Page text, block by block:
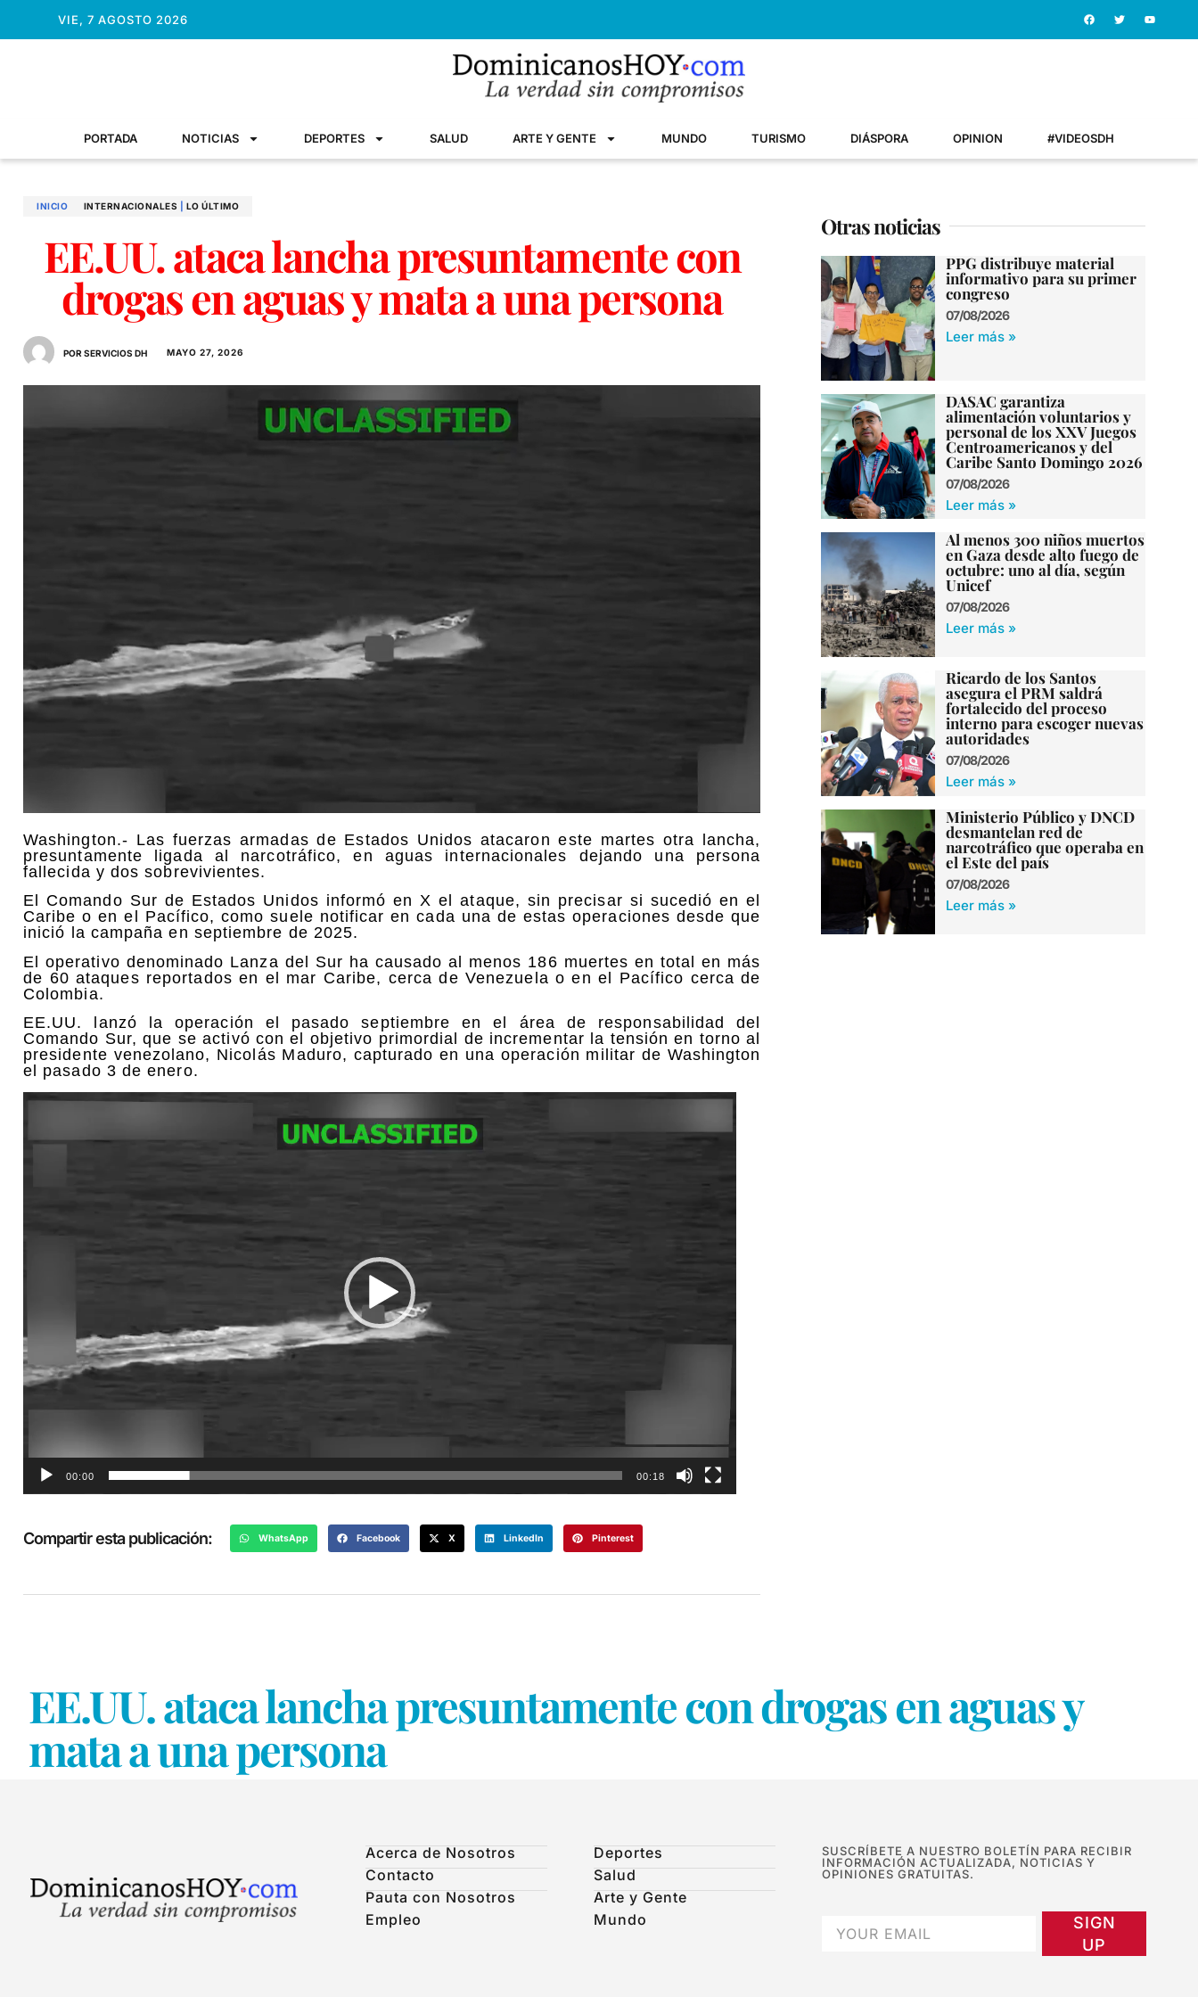
VIE, 7 AGOSTO 2026
PORTADA NOTICIAS DEPORTES SALUD ARTE Y GENTE MUNDO TURISMO DIÁSPORA OPINION #VIDEOSDH
INICIO INTERNACIONALES LO ÚLTIMO
EE.UU. ataca lancha presuntamente con
drogas en aguas y mata a una persona
POR SERVICIOS DH MAYO 27, 2026
Washington.- Las fuerzas armadas de Estados Unidos atacaron este martes otra lancha,
presuntamente ligada al narcotráfico, en aguas internacionales dejando una persona
fallecida y dos sobrevivientes.
El Comando Sur de Estados Unidos informó en X el ataque, sin precisar si sucedió en el
Caribe o en el Pacífico, como suele notificar en cada una de estas operaciones desde que
inició la campaña en septiembre de 2025.
El operativo denominado Lanza del Sur ha causado al menos 186 muertes en total en más
de 60 ataques reportados en el mar Caribe, cerca de Venezuela o en el Pacífico cerca de
Colombia.
EE.UU. lanzó la operación el pasado septiembre en el área de responsabilidad del
Comando Sur, que se activó con el objetivo primordial de incrementar la tensión en torno al
presidente venezolano, Nicolás Maduro, capturado en una operación militar de Washington
el pasado 3 de enero.
Reproductor
00:00 00:18
Compartir esta publicación: WhatsApp Facebook X LinkedIn Pinterest
Otras noticias
PPG distribuye material
informativo para su primer
congreso
07/08/2026
Leer más »
DASAC garantiza
alimentación voluntarios y
personal de los XXV Juegos
Centroamericanos y del
Caribe Santo Domingo 2026
07/08/2026
Leer más »
Al menos 300 niños muertos
en Gaza desde alto fuego de
octubre: uno al día, según
Unicef
07/08/2026
Leer más »
Ricardo de los Santos
asegura el PRM saldrá
fortalecido del proceso
interno para escoger nuevas
autoridades
07/08/2026
Leer más »
Ministerio Público y DNCD
desmantelan red de
narcotráfico que operaba en
el Este del país
07/08/2026
Leer más »
EE.UU. ataca lancha presuntamente con drogas en aguas y
mata a una persona
Acerca de Nosotros
Contacto
Pauta con Nosotros
Empleo
Deportes
Salud
Arte y Gente
Mundo
SUSCRÍBETE A NUESTRO BOLETÍN PARA RECIBIR
INFORMACIÓN ACTUALIZADA, NOTICIAS Y
OPINIONES GRATUITAS.
SIGN
UP